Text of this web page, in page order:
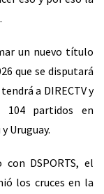
un nuevo título
que se disputará
a DIRECTV y
104 partidos en
Uruguay.
DSPORTS, el
los cruces en la